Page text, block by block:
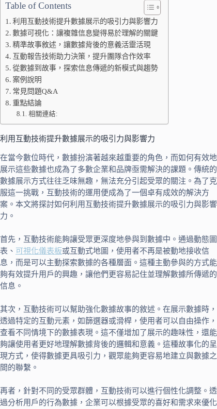
Table of Contents
利用互動技術提升數據展示的吸引力與影響力
數據可視化：讓複雜信息變得易於理解的關鍵
精準故事敘述，讓數據背後的意義活靈活現
互動報告技術助力決策，提升團隊合作效率
從數據到故事，探索信息傳遞的新模式與趨勢
案例說明
常見問題Q&A
重點結論
相關連結:
利用互動技術提升數據展示的吸引力與影響力
在當今數位時代，數據扮演著越來越重要的角色，而如何有效地
展示這些數據也成為了多數企業和品牌亟需解決的課題。傳統的
數據展示方式往往乏味無趣，無法充分引起受眾的關注。為了克
服這一挑戰，互動技術的運用便成為了一個卓有成效的解決方
案。本文將探討如何利用互動技術提升數據展示的吸引力與影響
力。
首先，互動技術能夠讓受眾更深度地參與到數據中。通過動態圖
表、 可視化儀表板或互動式地圖，使用者不再是被動地接收信
息，而是可以主動探索數據的各種層面。這種主動參與的方式能
夠有效提升用戶的興趣，讓他們更容易記住並理解數據所傳遞的
信息。
其次，互動技術可以幫助強化數據故事的敘述。在展示數據時，
透過特定的互動元素，如篩選器或滑桿，使用者可以自由操作，
查看不同情境下的數據表現。這不僅增加了展示的趣味性，還能
夠讓使用者更好地理解數據背後的邏輯和意義。這種故事化的呈
現方式，使得數據更具吸引力，觀眾能夠更容易地建立與數據之
間的聯繫。
再者，針對不同的受眾群體，互動技術可以進行個性化調整。透
過分析用戶的行為數據，企業可以根據受眾的喜好和需求來優化